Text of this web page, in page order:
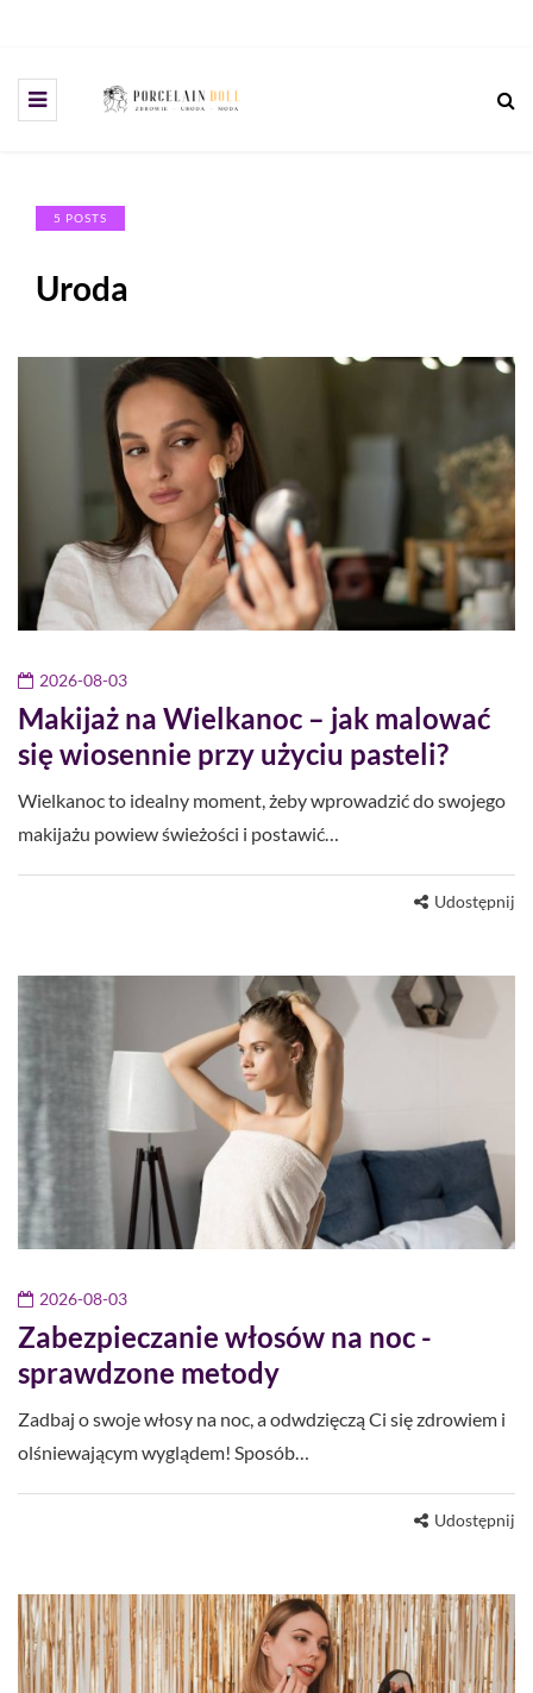
5 POSTS
Uroda
2026-08-03
Makijaż na Wielkanoc – jak malować
się wiosennie przy użyciu pasteli?
Wielkanoc to idealny moment, żeby wprowadzić do swojego
makijażu powiew świeżości i postawić…
Udostępnij
2026-08-03
Zabezpieczanie włosów na noc -
sprawdzone metody
Zadbaj o swoje włosy na noc, a odwdzięczą Ci się zdrowiem i
olśniewającym wyglądem! Sposób…
Udostępnij